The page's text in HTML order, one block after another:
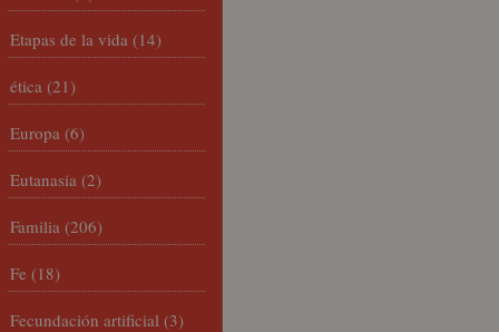
Etapas de la vida (14)
ética (21)
Europa (6)
Eutanasia (2)
Familia (206)
Fe (18)
Fecundación artificial (3)